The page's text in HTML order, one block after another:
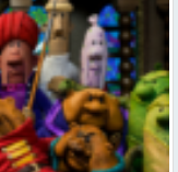
bērniem